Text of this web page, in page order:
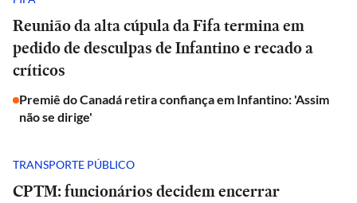
Reunião da alta cúpula da Fifa termina em
pedido de desculpas de Infantino e recado a
críticos
Premiê do Canadá retira confiança em Infantino: 'Assim
não se dirige'
TRANSPORTE PÚBLICO
CPTM: funcionários decidem encerrar